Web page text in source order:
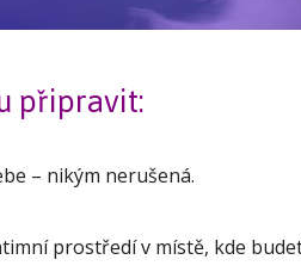
připravit:
– nikým nerušená.
prostředí v místě, kde